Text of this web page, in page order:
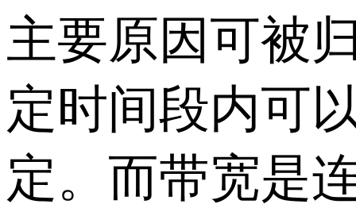
主要原因可被
定时间段内可
定。而带宽是